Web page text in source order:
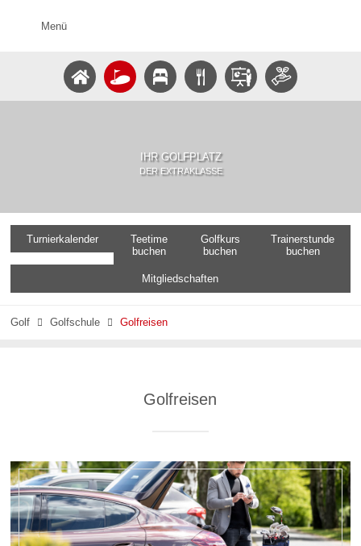
Menü
IHR GOLFPLATZ
DER EXTRAKLASSE
Turnierkalender
Teetime
buchen
Golfkurs
buchen
Trainerstunde
buchen
Mitgliedschaften
Golf  Golfschule  Golfreisen
Golfreisen